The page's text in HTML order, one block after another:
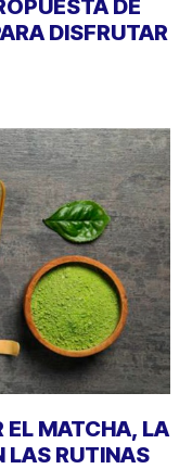
DE
DISFRUTAR
EL MATCHA, LA
LAS RUTINAS